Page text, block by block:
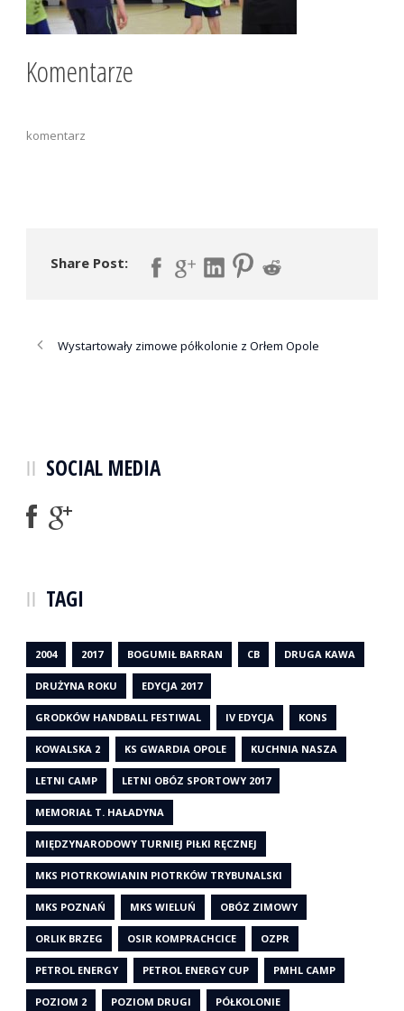
Komentarze
komentarz
Share Post:
Wystartowały zimowe półkolonie z Orłem Opole
SOCIAL MEDIA
TAGI
2004 2017 BOGUMIŁ BARRAN CB DRUGA KAWA
DRUŻYNA ROKU EDYCJA 2017
GRODKÓW HANDBALL FESTIWAL IV EDYCJA KONS
KOWALSKA 2 KS GWARDIA OPOLE KUCHNIA NASZA
LETNI CAMP LETNI OBÓZ SPORTOWY 2017
MEMORIAŁ T. HAŁADYNA
MIĘDZYNARODOWY TURNIEJ PIŁKI RĘCZNEJ
MKS PIOTRKOWIANIN PIOTRKÓW TRYBUNALSKI
MKS POZNAŃ MKS WIELUŃ OBÓZ ZIMOWY
ORLIK BRZEG OSIR KOMPRACHCICE OZPR
PETROL ENERGY PETROL ENERGY CUP PMHL CAMP
POZIOM 2 POZIOM DRUGI PÓŁKOLONIE